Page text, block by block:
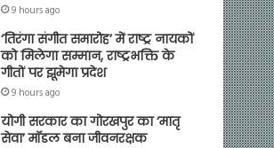
9 hours ago
‘तिरंगा संगीत समारोह’ में राष्ट्र नायकों
को मिलेगा सम्मान, राष्ट्रभक्ति के
गीतों पर झूमेगा प्रदेश
9 hours ago
योगी सरकार का गोरखपुर का ‘मातृ
सेवा’ मॉडल बना जीवनरक्षक